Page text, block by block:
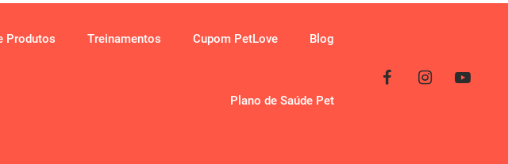
Produtos Treinamentos Cupom PetLove Blog
Plano de Saúde Pet